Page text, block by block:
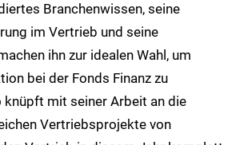
Branchenwissen, seine
im Vertrieb und seine
ihn zur idealen Wahl, um
bei der Fonds Finanz zu
knüpft mit seiner Arbeit an die
Vertriebsprojekte von